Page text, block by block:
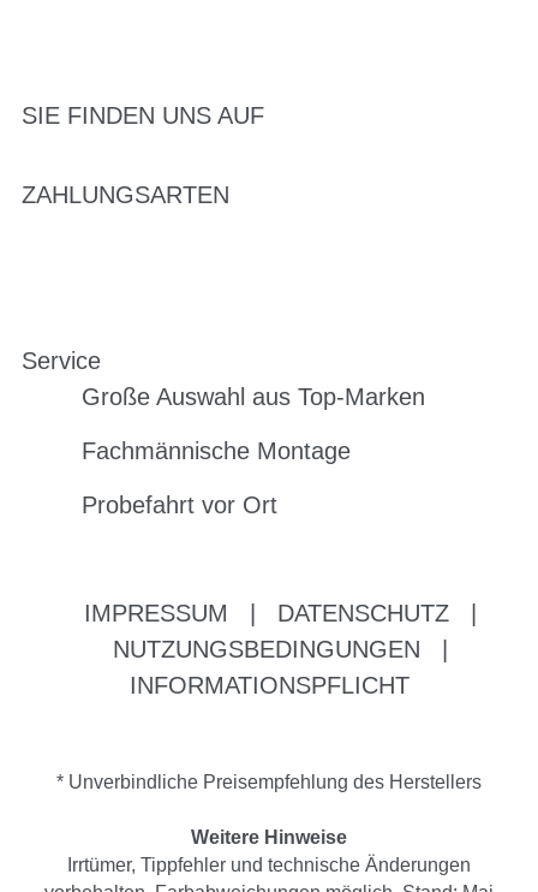
SIE FINDEN UNS AUF
ZAHLUNGSARTEN
Service
Große Auswahl aus Top-Marken
Fachmännische Montage
Probefahrt vor Ort
IMPRESSUM DATENSCHUTZ
NUTZUNGSBEDINGUNGEN
INFORMATIONSPFLICHT
* Unverbindliche Preisempfehlung des Herstellers
Weitere Hinweise
Irrtümer, Tippfehler und technische Änderungen